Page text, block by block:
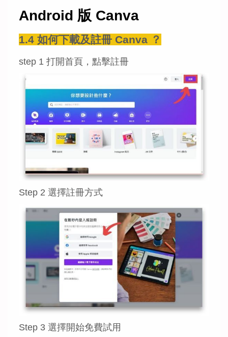
Android 版 Canva
1.4 如何下載及註冊 Canva ？
step 1 打開首頁，點擊註冊
Step 2 選擇註冊方式
Step 3 選擇開始免費試用